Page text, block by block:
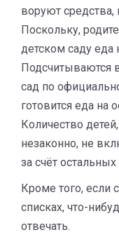
воруют
Поскольку,
детском саду еда
Подсчитываются
сад по
готовится еда на
Количество
незаконно, не
за счёт остальных
Кроме того, если
списках, что-
отвечать.